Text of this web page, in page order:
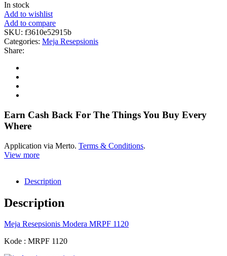
In stock
Add to wishlist
Add to compare
SKU: f3610e52915b
Categories: Meja Resepsionis
Share:
Earn Cash Back For The Things You Buy Every
Where
Application via Merto. Terms & Conditions.
View more
Description
Description
Meja Resepsionis Modera MRPF 1120
Kode : MRPF 1120